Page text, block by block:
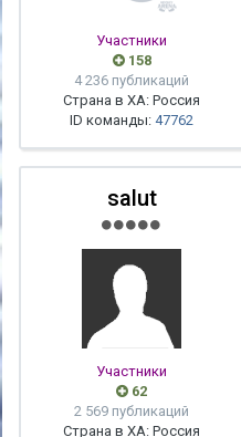
Участники
158
4 236 публикаций
Страна в ХА: Россия
ID команды: 47762
salut
Участники
62
2 569 публикаций
Страна в ХА: Россия